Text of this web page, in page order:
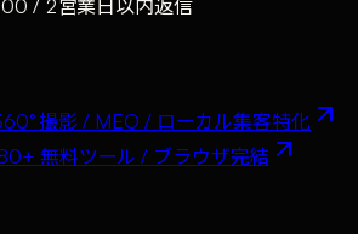
/ 2営業日以内返信
撮影 / MEO / ローカル集客特化
無料ツール / ブラウザ完結